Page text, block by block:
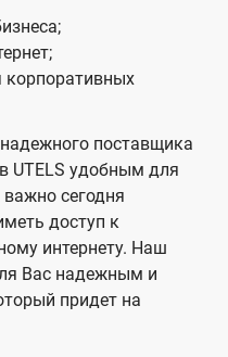
поставщика
UTELS удобным для
сегодня
доступ к
интернету. Наш
Вас надежным и
придет на